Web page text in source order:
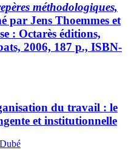
méthodologiques,
par Jens Thoemmes et
: Octarès éditions,
2006, 187 p., ISBN-
du travail : le
et institutionnelle